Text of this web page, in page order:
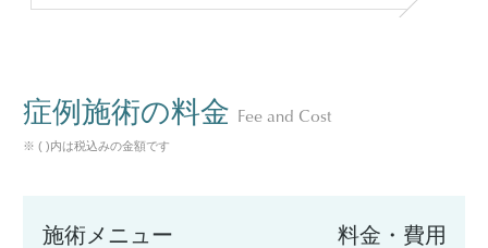
症例施術の料金 Fee and Cost
※ ( )内は税込みの金額です
施術メニュー 料金・費用